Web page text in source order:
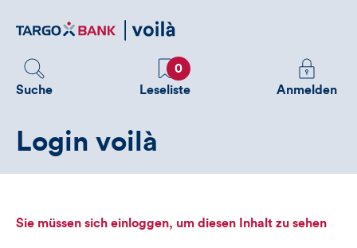
zum
Suche
Favoriten
0
Leseliste
Melden
Sie
sehen
Anmelden
Login voilà
Sie müssen sich einloggen, um diesen Inhalt zu sehen